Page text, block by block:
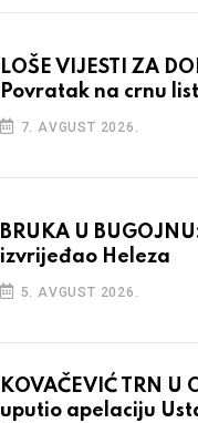
LOŠE VIJESTI ZA
Povratak na crnu
7. AVGUST 2026.
BRUKA U
izvrijeđao Heleza
5. AVGUST 2026.
KOVAČEVIĆ TRN U
uputio apelaciju